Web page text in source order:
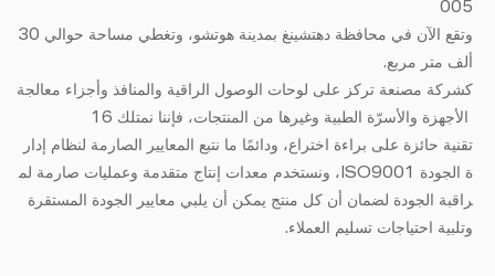
005
وتقع الآن في محافظة دهتشينغ بمدينة هوتشو، وتغطي مساحة حوالي 30
ألف متر مربع.
كشركة مصنعة تركز على لوحات الوصول الراقية والمنافذ وأجزاء معالجة
الأجهزة والأسرّة الطبية وغيرها من المنتجات، فإننا نمتلك 16
تقنية حائزة على براءة اختراع، ودائمًا ما نتبع المعايير الصارمة لنظام إدار
ة الجودة ISO9001، ونستخدم معدات إنتاج متقدمة وعمليات صارمة لم
راقبة الجودة لضمان أن كل منتج يمكن أن يلبي معايير الجودة المستقرة
وتلبية احتياجات تسليم العملاء.